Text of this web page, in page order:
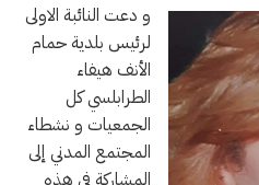
و دعت النائبة الاولى
لرئيس بلدية حمام
الأنف هيفاء
الطرابلسي كل
الجمعيات و نشطاء
المجتمع المدني إلى
المشاركة في هذه